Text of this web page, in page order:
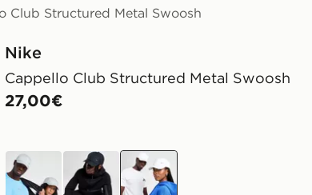
Club Structured Metal Swoosh
Nike
Cappello Club Structured Metal Swoosh
27,00€
grigio nero bianco